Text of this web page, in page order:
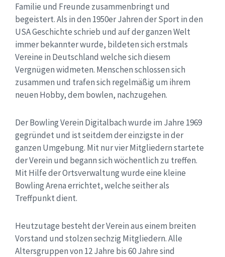
Familie und Freunde zusammenbringt und
begeistert. Als in den 1950er Jahren der Sport in den
USA Geschichte schrieb und auf der ganzen Welt
immer bekannter wurde, bildeten sich erstmals
Vereine in Deutschland welche sich diesem
Vergnügen widmeten. Menschen schlossen sich
zusammen und trafen sich regelmäßig um ihrem
neuen Hobby, dem bowlen, nachzugehen.
Der Bowling Verein Digitalbach wurde im Jahre 1969
gegründet und ist seitdem der einzigste in der
ganzen Umgebung. Mit nur vier Mitgliedern startete
der Verein und begann sich wöchentlich zu treffen.
Mit Hilfe der Ortsverwaltung wurde eine kleine
Bowling Arena errichtet, welche seither als
Treffpunkt dient.
Heutzutage besteht der Verein aus einem breiten
Vorstand und stolzen sechzig Mitgliedern. Alle
Altersgruppen von 12 Jahre bis 60 Jahre sind